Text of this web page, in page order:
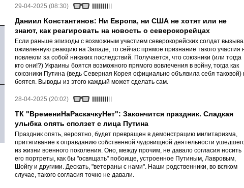
29-04-2025 (08:30)
Даниил Константинов: Ни Европа, ни США не хотят или не
знают, как реагировать на новость о северокорейцах
Если раньше эпизоды с возможным участием северокорейских солдат
оживленную реакцию на Западе, то сейчас прямое признание такого участия
повлекли за собой никаких последствий. Получается, что союзники (или тогда
кто они!?) Украины боятся возможного прямого вовлечения в войну, тогда как
союзники Путина (ведь Северная Корея официально объявила себя таковой)
боятся. Выводы из этого каждый может сделать сам.
28-04-2025 (20:02)
ТК "ВремениНаРаскачкуНет": Закончится праздник. Сладкая
улыбка опять сползет с лица Путина
Праздник опять, вероятно, будет превращен в демонстрацию милитаризма,
притягивание к оправданию собственной чудовищной деятельности
из жизни военного поколения. Оно, между прочим, не давало согласия носить
его портреты, как бы "освящать" побоище, устроенное Путиным, Лавровым,
Шойгу и другими. Дескать, "ветераны с нами". Наши родственники, во всяком
случае, такого согласия точно не давали.